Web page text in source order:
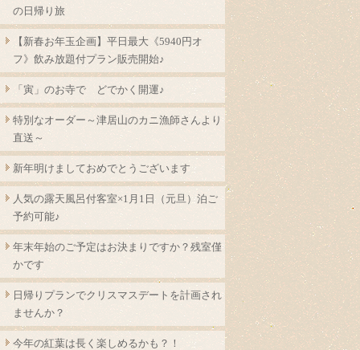
の日帰り旅
【新春お年玉企画】平日最大《5940円オ
フ》飲み放題付プラン販売開始♪
「寅」のお寺で どでかく開運♪
特別なオーダー～津居山のカニ漁師さんより
直送～
新年明けましておめでとうございます
人気の露天風呂付客室×1月1日（元旦）泊ご
予約可能♪
年末年始のご予定はお決まりですか？残室僅
かです
日帰りプランでクリスマスデートを計画され
ませんか？
今年の紅葉は長く楽しめるかも？！